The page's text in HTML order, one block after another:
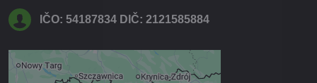
IČO: 54187834 DIČ: 2121585884